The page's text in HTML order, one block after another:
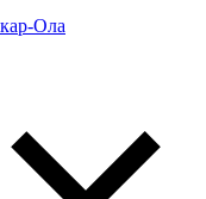
Ола